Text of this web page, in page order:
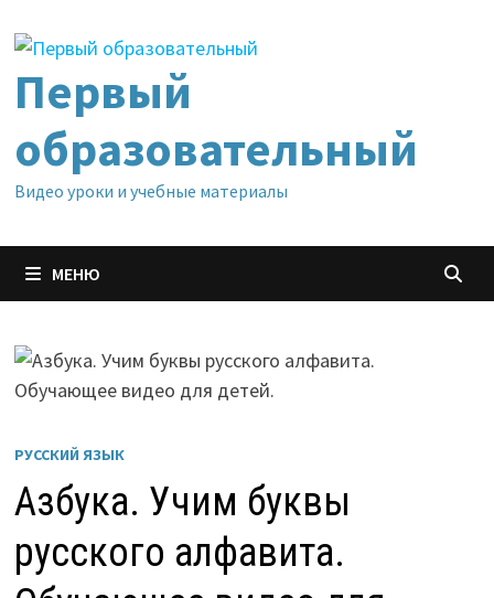
содержимому
Первый
образовательный
Видео уроки и учебные материалы
МЕНЮ
РУССКИЙ ЯЗЫК
Азбука. Учим буквы
русского алфавита.